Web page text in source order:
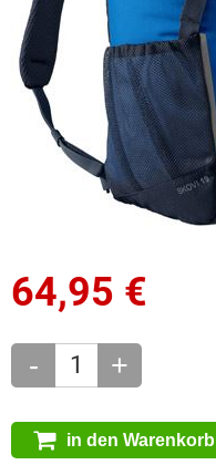
64,95 €
- +
in den Warenkorb